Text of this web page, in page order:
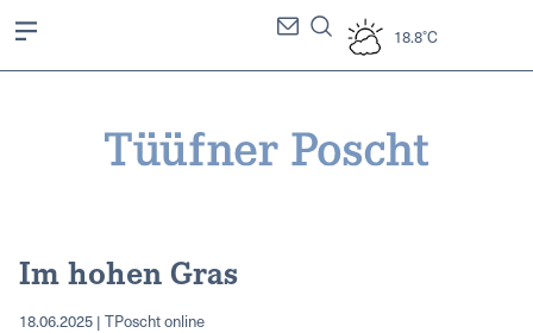
18.8°C
Im hohen Gras
18.06.2025 | TPoscht online